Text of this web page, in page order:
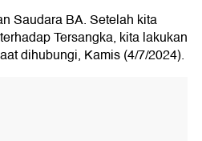
Saudara BA. Setelah kita
Tersangka, kita lakukan
dihubungi, Kamis (4/7/2024).